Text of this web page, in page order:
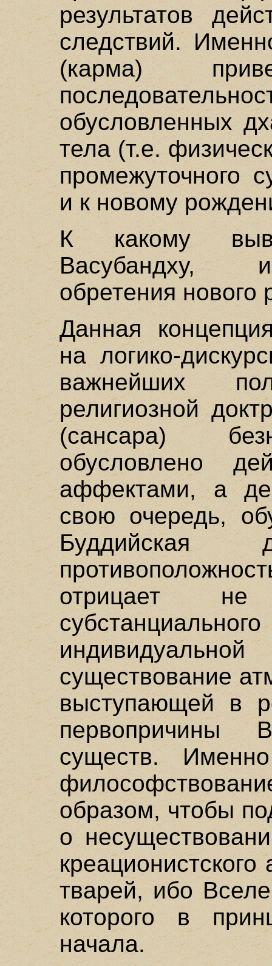
результатов
следствий.
(карма)
обусловленных
тела (т.е.
промежуточного
и к новому
К какому
Васубандху,
обретения нового
Данная
на логико-
важнейших
религиозной
(сансара)
обусловлено
аффектами, а
свою очередь,
отрицает
существование
выступающей в
первопричины
существ.
образом, чтобы
о
тварей, ибо
которого в
начала.